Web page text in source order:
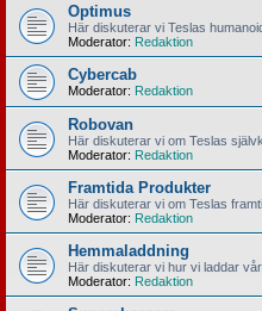
Optimus
Här diskuterar vi Teslas
Moderator: Redaktion
Cybercab
Moderator: Redaktion
Robovan
Här diskuterar vi om Teslas
Moderator: Redaktion
Framtida Produkter
Här diskuterar vi om Teslas
Moderator: Redaktion
Hemmaladdning
Här diskuterar vi hur vi laddar
Moderator: Redaktion